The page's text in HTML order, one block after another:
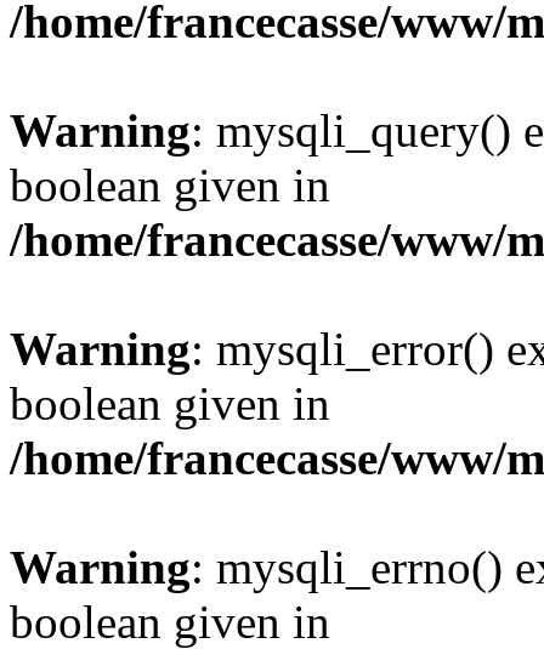
/home/francecasse/www/
Warning: mysqli_query()
boolean given in
/home/francecasse/www/
Warning: mysqli_error()
boolean given in
/home/francecasse/www/
Warning: mysqli_errno()
boolean given in